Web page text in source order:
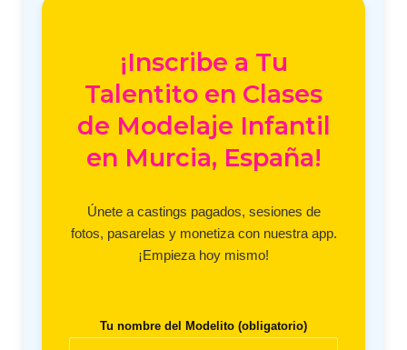
¡Inscribe a Tu
Talentito en Clases
de Modelaje Infantil
en Murcia, España!
Únete a castings pagados, sesiones de
fotos, pasarelas y monetiza con nuestra app.
¡Empieza hoy mismo!
Tu nombre del Modelito (obligatorio)